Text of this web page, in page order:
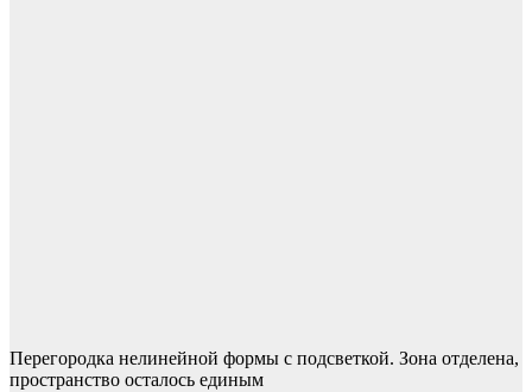
Перегородка нелинейной формы с подсветкой. Зона отделена,
пространство осталось единым